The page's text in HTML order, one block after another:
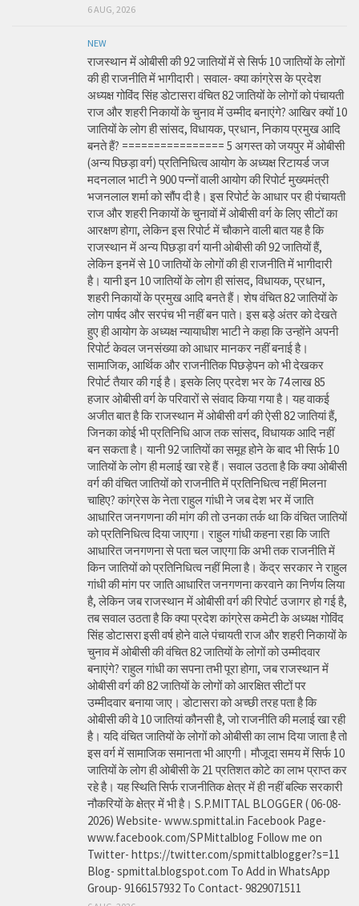
6 AUG, 2026
NEW
राजस्थान में ओबीसी की 92 जातियों में से सिर्फ 10 जातियों के लोगों
की ही राजनीति में भागीदारी। सवाल- क्या कांग्रेस के प्रदेश
अध्यक्ष गोविंद सिंह डोटासरा वंचित 82 जातियों के लोगों को पंचायती
राज और शहरी निकायों के चुनाव में उम्मीद बनाएंगे? आखिर क्यों 10
जातियों के लोग ही सांसद, विधायक, प्रधान, निकाय प्रमुख आदि
बनते हैं? ================ 5 अगस्त को जयपुर में ओबीसी
(अन्य पिछड़ा वर्ग) प्रतिनिधित्व आयोग के अध्यक्ष रिटायर्ड जज
मदनलाल भाटी ने 900 पन्नों वाली आयोग की रिपोर्ट मुख्यमंत्री
भजनलाल शर्मा को सौंप दी है। इस रिपोर्ट के आधार पर ही पंचायती
राज और शहरी निकायों के चुनावों में ओबीसी वर्ग के लिए सीटों का
आरक्षण होगा, लेकिन इस रिपोर्ट में चौकाने वाली बात यह है कि
राजस्थान में अन्य पिछड़ा वर्ग यानी ओबीसी की 92 जातियों हैं,
लेकिन इनमें से 10 जातियों के लोगों की ही राजनीति में भागीदारी
है। यानी इन 10 जातियों के लोग ही सांसद, विधायक, प्रधान,
शहरी निकायों के प्रमुख आदि बनते हैं। शेष वंचित 82 जातियों के
लोग पार्षद और सरपंच भी नहीं बन पाते। इस बड़े अंतर को देखते
हुए ही आयोग के अध्यक्ष न्यायाधीश भाटी ने कहा कि उन्होंने अपनी
रिपोर्ट केवल जनसंख्या को आधार मानकर नहीं बनाई है।
सामाजिक, आर्थिक और राजनीतिक पिछड़ेपन को भी देखकर
रिपोर्ट तैयार की गई है। इसके लिए प्रदेश भर के 74 लाख 85
हजार ओबीसी वर्ग के परिवारों से संवाद किया गया है। यह वाकई
अजीत बात है कि राजस्थान में ओबीसी वर्ग की ऐसी 82 जातियां हैं,
जिनका कोई भी प्रतिनिधि आज तक सांसद, विधायक आदि नहीं
बन सकता है। यानी 92 जातियों का समूह होने के बाद भी सिर्फ 10
जातियों के लोग ही मलाई खा रहे हैं। सवाल उठता है कि क्या ओबीसी
वर्ग की वंचित जातियों को राजनीति में प्रतिनिधित्व नहीं मिलना
चाहिए? कांग्रेस के नेता राहुल गांधी ने जब देश भर में जाति
आधारित जनगणना की मांग की तो उनका तर्क था कि वंचित जातियों
को प्रतिनिधित्व दिया जाएगा। राहुल गांधी कहना रहा कि जाति
आधारित जनगणना से पता चल जाएगा कि अभी तक राजनीति में
किन जातियों को प्रतिनिधित्व नहीं मिला है। केंद्र सरकार ने राहुल
गांधी की मांग पर जाति आधारित जनगणना करवाने का निर्णय लिया
है, लेकिन जब राजस्थान में ओबीसी वर्ग की रिपोर्ट उजागर हो गई है,
तब सवाल उठता है कि क्या प्रदेश कांग्रेस कमेटी के अध्यक्ष गोविंद
सिंह डोटासरा इसी वर्ष होने वाले पंचायती राज और शहरी निकायों के
चुनाव में ओबीसी की वंचित 82 जातियों के लोगों को उम्मीदवार
बनाएंगे? राहुल गांधी का सपना तभी पूरा होगा, जब राजस्थान में
ओबीसी वर्ग की 82 जातियों के लोगों को आरक्षित सीटों पर
उम्मीदवार बनाया जाए। डोटासरा को अच्छी तरह पता है कि
ओबीसी की वे 10 जातियां कौनसी है, जो राजनीति की मलाई खा रही
है। यदि वंचित जातियों के लोगों को ओबीसी का लाभ दिया जाता है तो
इस वर्ग में सामाजिक समानता भी आएगी। मौजूदा समय में सिर्फ 10
जातियों के लोग ही ओबीसी के 21 प्रतिशत कोटे का लाभ प्राप्त कर
रहे है। यह स्थिति सिर्फ राजनीतिक क्षेत्र में ही नहीं बल्कि सरकारी
नौकरियों के क्षेत्र में भी है। S.P.MITTAL BLOGGER ( 06-08-
2026) Website- www.spmittal.in Facebook Page-
www.facebook.com/SPMittalblog Follow me on
Twitter- https://twitter.com/spmittalblogger?s=11
Blog- spmittal.blogspot.com To Add in WhatsApp
Group- 9166157932 To Contact- 9829071511